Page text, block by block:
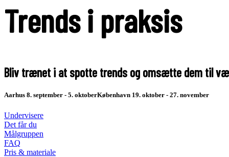
Trends i praksis
Bliv trænet i at spotte trends og omsætte dem til
Aarhus 8. september - 5. oktoberKøbenhavn 19. oktober - 27. november
Undervisere
Det får du
Målgruppen
FAQ
Pris & materiale